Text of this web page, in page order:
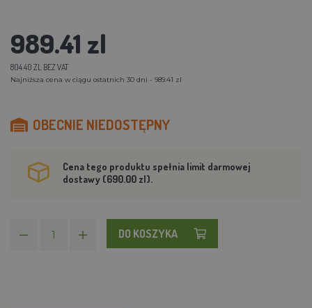
989.41 zl
804.40 ZL BEZ VAT
Najniższa cena w ciągu ostatnich 30 dni - 989.41 zl
OBECNIE NIEDOSTĘPNY
Cena tego produktu spełnia limit darmowej
dostawy (690.00 zl).
DO KOSZYKA